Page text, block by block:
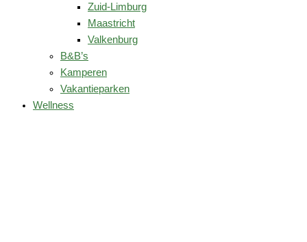
Zuid-Limburg
Maastricht
Valkenburg
B&B’s
Kamperen
Vakantieparken
Wellness